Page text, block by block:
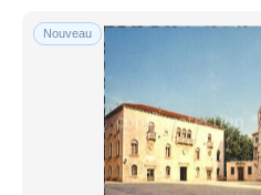
Nouveau